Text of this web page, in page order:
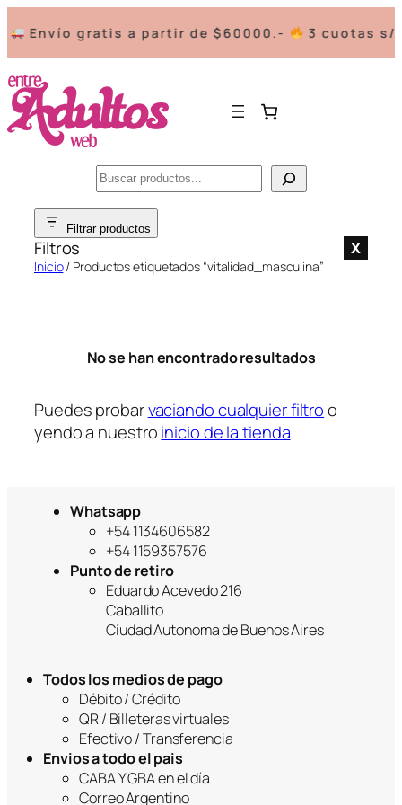
Envío gratis a partir de $60000.- 3 cuotas s/
Buscar
Saltar
contenido
Filtrar productos
Filtros X
Inicio/ Productos etiquetados “vitalidad_masculina”
No se han encontrado resultados
Puedes probarvaciando cualquier filtroo
yendo a nuestroinicio de la tienda
Whatsapp
+54 1134606582
+54 1159357576
Punto de retiro
Eduardo Acevedo 216
Caballito
Ciudad Autonoma de Buenos Aires
Todos los medios de pago
Débito / Crédito
QR / Billeteras virtuales
Efectivo / Transferencia
Envios a todo el pais
CABA Y GBA en el día
Correo Argentino